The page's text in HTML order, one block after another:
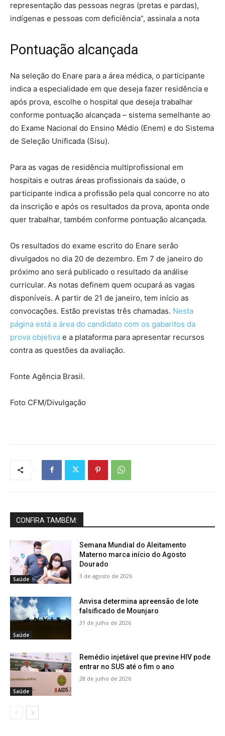
representação das pessoas negras (pretas e pardas),
indígenas e pessoas com deficiência”, assinala a nota
Pontuação alcançada
Na seleção do Enare para a área médica, o participante
indica a especialidade em que deseja fazer residência e
após prova, escolhe o hospital que deseja trabalhar
conforme pontuação alcançada – sistema semelhante ao
do Exame Nacional do Ensino Médio (Enem) e do Sistema
de Seleção Unificada (Sisu).
Para as vagas de residência multiprofissional em
hospitais e outras áreas profissionais da saúde, o
participante indica a profissão pela qual concorre no ato
da inscrição e após os resultados da prova, aponta onde
quer trabalhar, também conforme pontuação alcançada.
Os resultados do exame escrito do Enare serão
divulgados no dia 20 de dezembro. Em 7 de janeiro do
próximo ano será publicado o resultado da análise
curricular. As notas definem quem ocupará as vagas
disponíveis. A partir de 21 de janeiro, tem início as
convocações. Estão previstas três chamadas. Nesta
página está a área do candidato com os gabaritos da
prova objetiva e a plataforma para apresentar recursos
contra as questões da avaliação.
Fonte Agência Brasil.
Foto CFM/Divulgação
CONFIRA TAMBÉM:
Saúde
Semana Mundial do Aleitamento
Materno marca início do Agosto
Dourado
3 de agosto de 2026
Saúde
Anvisa determina apreensão de lote
falsificado de Mounjaro
31 de julho de 2026
Saúde
Remédio injetável que previne HIV pode
entrar no SUS até o fim o ano
28 de julho de 2026